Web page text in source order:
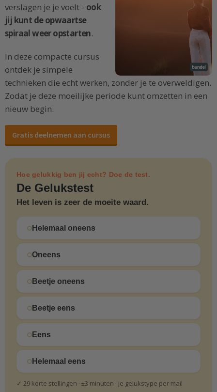
verslagen je je voelt - ook
jij kunt de opwaartse
spiraal weer opstarten.
In deze compacte cursus
ontdek je simpele
technieken die echt werken, zonder je te overweldigen.
Zodat je deze moeilijke periode kunt omzetten in een
nieuw begin.
Gratis deelnemen aan cursus
Hoe gelukkig ben jij echt? Doe de test.
De Gelukstest
Het leven is zeer de moeite waard.
Helemaal oneens
Oneens
Beetje oneens
Beetje eens
Eens
Helemaal eens
✓ 29 korte stellingen · ±3 minuten · je gelukstype per mail